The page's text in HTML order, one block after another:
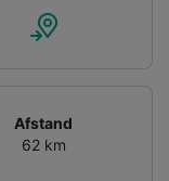
Afstand
62 km